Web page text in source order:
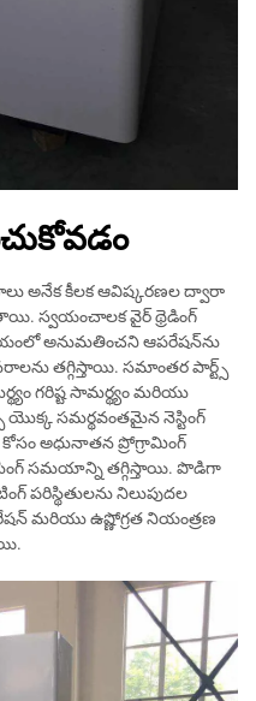
అనేక కీలక ఆవిష్కరణల ద్వారా
స్వయంచాలక వైర్ థ్రెడింగ్
అనుమతించని ఆపరేషన్‌ను
తగ్గిస్తాయి. సమాంతర పార్ట్స్
గరిష్ట సామర్థ్యం మరియు
యొక్క సమర్థవంతమైన నెస్టింగ్
అధునాతన ప్రోగ్రామింగ్
సమయాన్ని తగ్గిస్తాయి. పొడిగా
పరిస్థితులను నిలుపుదల
మరియు ఉష్ణోగ్రత నియంత్రణ